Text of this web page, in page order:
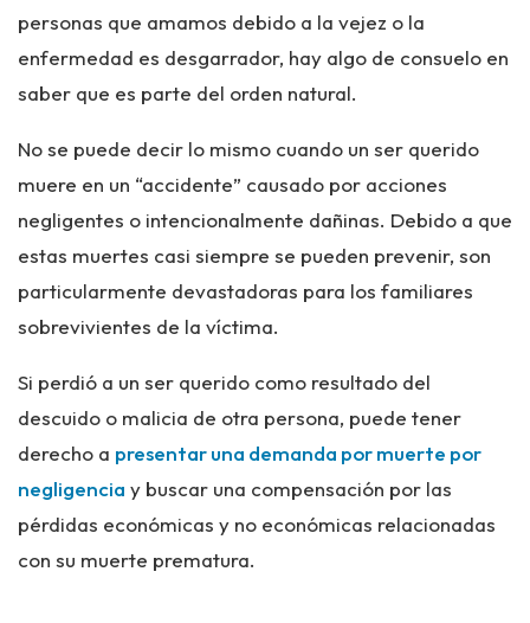
personas que amamos debido a la vejez o la
enfermedad es desgarrador, hay algo de consuelo en
saber que es parte del orden natural.
No se puede decir lo mismo cuando un ser querido
muere en un “accidente” causado por acciones
negligentes o intencionalmente dañinas. Debido a que
estas muertes casi siempre se pueden prevenir, son
particularmente devastadoras para los familiares
sobrevivientes de la víctima.
Si perdió a un ser querido como resultado del
descuido o malicia de otra persona, puede tener
derecho a presentar una demanda por muerte por
negligencia y buscar una compensación por las
pérdidas económicas y no económicas relacionadas
con su muerte prematura.